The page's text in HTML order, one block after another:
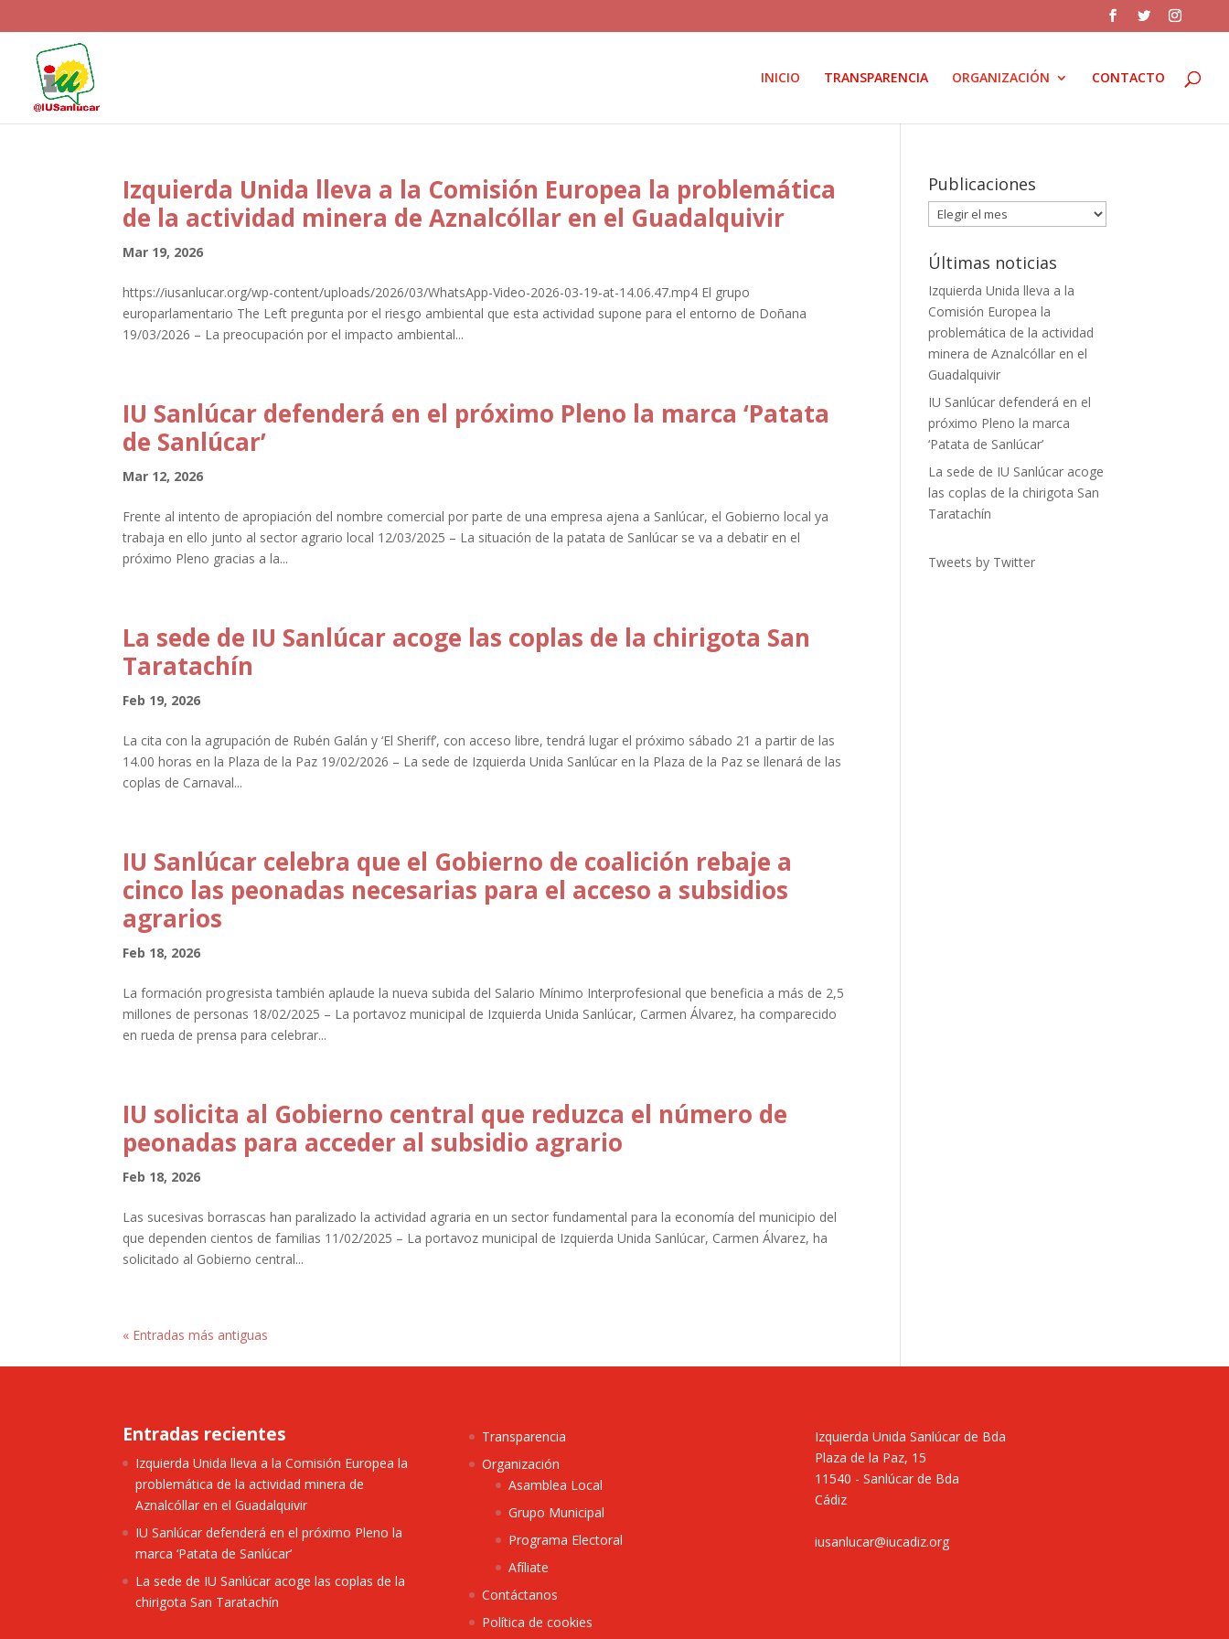
INICIO TRANSPARENCIA ORGANIZACIÓN CONTACTO
Izquierda Unida lleva a la Comisión Europea la problemática
de la actividad minera de Aznalcóllar en el Guadalquivir
Mar 19, 2026
https://iusanlucar.org/wp-content/uploads/2026/03/WhatsApp-Video-2026-03-19-at-14.06.47.mp4 El grupo
europarlamentario The Left pregunta por el riesgo ambiental que esta actividad supone para el entorno de Doñana
19/03/2026 – La preocupación por el impacto ambiental...
IU Sanlúcar defenderá en el próximo Pleno la marca ‘Patata
de Sanlúcar’
Mar 12, 2026
Frente al intento de apropiación del nombre comercial por parte de una empresa ajena a Sanlúcar, el Gobierno local ya
trabaja en ello junto al sector agrario local 12/03/2025 – La situación de la patata de Sanlúcar se va a debatir en el
próximo Pleno gracias a la...
La sede de IU Sanlúcar acoge las coplas de la chirigota San
Taratachín
Feb 19, 2026
La cita con la agrupación de Rubén Galán y ‘El Sheriff’, con acceso libre, tendrá lugar el próximo sábado 21 a partir de las
14.00 horas en la Plaza de la Paz 19/02/2026 – La sede de Izquierda Unida Sanlúcar en la Plaza de la Paz se llenará de las
coplas de Carnaval...
IU Sanlúcar celebra que el Gobierno de coalición rebaje a
cinco las peonadas necesarias para el acceso a subsidios
agrarios
Feb 18, 2026
La formación progresista también aplaude la nueva subida del Salario Mínimo Interprofesional que beneficia a más de 2,5
millones de personas 18/02/2025 – La portavoz municipal de Izquierda Unida Sanlúcar, Carmen Álvarez, ha comparecido
en rueda de prensa para celebrar...
IU solicita al Gobierno central que reduzca el número de
peonadas para acceder al subsidio agrario
Feb 18, 2026
Las sucesivas borrascas han paralizado la actividad agraria en un sector fundamental para la economía del municipio del
que dependen cientos de familias 11/02/2025 – La portavoz municipal de Izquierda Unida Sanlúcar, Carmen Álvarez, ha
solicitado al Gobierno central...
« Entradas más antiguas
Publicaciones
Publicaciones
Últimas noticias
Izquierda Unida lleva a la
Comisión Europea la
problemática de la actividad
minera de Aznalcóllar en el
Guadalquivir
IU Sanlúcar defenderá en el
próximo Pleno la marca
‘Patata de Sanlúcar’
La sede de IU Sanlúcar acoge
las coplas de la chirigota San
Taratachín
Tweets by Twitter
Entradas recientes
Izquierda Unida lleva a la Comisión Europea la
problemática de la actividad minera de
Aznalcóllar en el Guadalquivir
IU Sanlúcar defenderá en el próximo Pleno la
marca ‘Patata de Sanlúcar’
La sede de IU Sanlúcar acoge las coplas de la
chirigota San Taratachín
Transparencia
Organización
Asamblea Local
Grupo Municipal
Programa Electoral
Afíliate
Contáctanos
Política de cookies
Izquierda Unida Sanlúcar de Bda
Plaza de la Paz, 15
11540 - Sanlúcar de Bda
Cádiz
iusanlucar@iucadiz.org